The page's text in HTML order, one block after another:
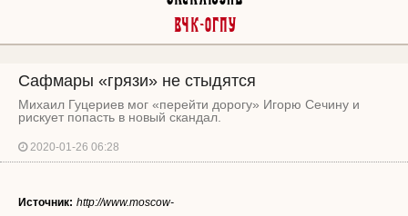
ВЧК-ОГПУ
Сафмары «грязи» не стыдятся
Михаил Гуцериев мог «перейти дорогу» Игорю Сечину и
рискует попасть в новый скандал.
2020-01-26 06:28
Источник: http://www.moscow-